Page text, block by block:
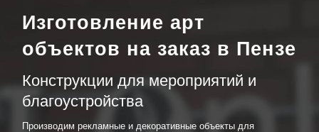
Изготовление арт
объектов на заказ в Пензе
Конструкции для мероприятий и
благоустройства
Производим рекламные и декоративные объекты для